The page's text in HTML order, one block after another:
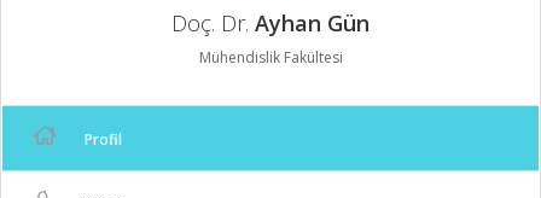
Doç. Dr. Ayhan Gün
Mühendislik Fakültesi
Profil